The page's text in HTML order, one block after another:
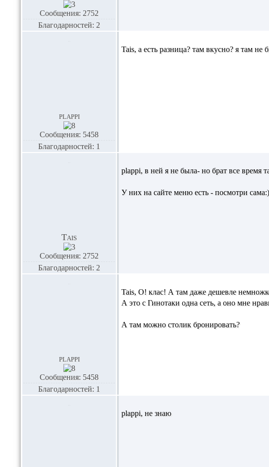
Сообщения: 2752
Благодарностей: 2
plappi
Сообщения: 5458
Благодарностей: 1
Tais, а есть разница? там вкусно? я там не
Tais
Сообщения: 2752
Благодарностей: 2
plappi, в ней я не была- но брат все время
У них на сайте меню есть - посмотри сама:)
plappi
Сообщения: 5458
Благодарностей: 1
Tais, О! клас! А там даже дешевле
А это с Гинотаки одна сеть, а оно мне
А там можно столик бронировать?
plappi, не знаю